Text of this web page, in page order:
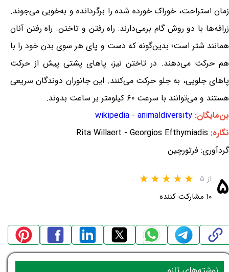
زمان استراحت، خوراک خورده شده را برگردانده و به‌خوبی می‌جوند.
زرافه‌ها با دو روش گام برمی‌دارند: راه رفتن و تاختن. راه رفتن آنان
همانند شتر است؛ بدین‌گونه که دست و پای هر سوی بدن خود را با
هم حرکت می‌دهند. در تاختن نیز، پاهای پشتی پیش از حرکت
پاهای جلویی، به جلو حرکت می‌کنند. این جانوران دوندگان سریعی
هستند و می‌توانند با سرعت ۶۰ کیلومتر بر ساعت بدوند.
بن‌مایگان:
wikipedia - animaldiversity
نگاره: Rita Willaert - Georgios Efthymiadis
گردآوری: فرتورچین
۵ از ۵
۱۰ مشارکت کننده